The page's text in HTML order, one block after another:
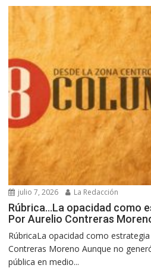
julio 7, 2026 La Redacción
Rúbrica…La opacidad como
Por Aurelio Contreras
RúbricaLa opacidad como
Contreras Moreno Aunque no
pública en medio...